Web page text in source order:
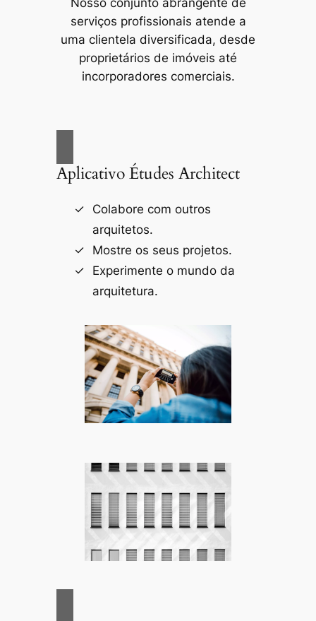
Nosso conjunto abrangente de
serviços profissionais atende a
uma clientela diversificada, desde
proprietários de imóveis até
incorporadores comerciais.
Aplicativo Études Architect
Colabore com outros
arquitetos.
Mostre os seus projetos.
Experimente o mundo da
arquitetura.